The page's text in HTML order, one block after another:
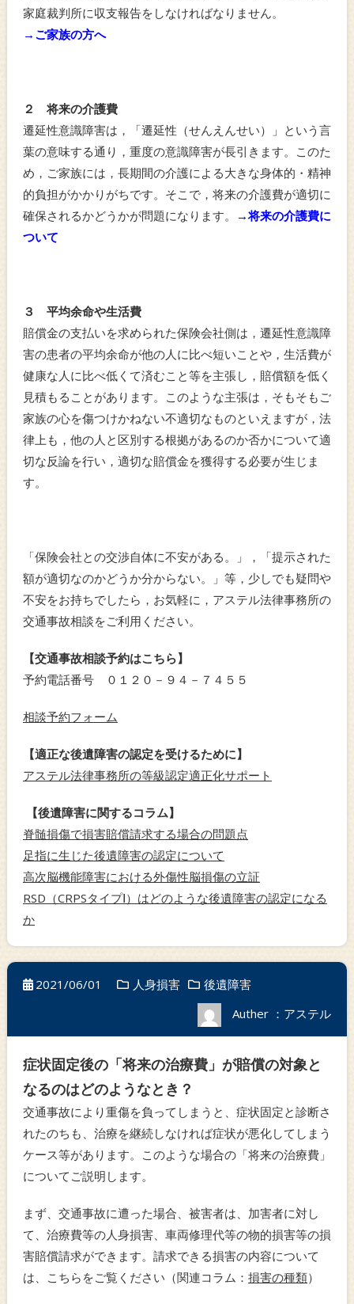
家庭裁判所に収支報告をしなければなりません。
→ご家族の方へ
２ 将来の介護費
遷延性意識障害は，「遷延性（せんえんせい）」という言
葉の意味する通り，重度の意識障害が長引きます。このた
め，ご家族には，長期間の介護による大きな身体的・精神
的負担がかかりがちです。そこで，将来の介護費が適切に
確保されるかどうかが問題になります。
→将来の介護費に
ついて
３ 平均余命や生活費
賠償金の支払いを求められた保険会社側は，遷延性意識障
害の患者の平均余命が他の人に比べ短いことや，生活費が
健康な人に比べ低くて済むこと等を主張し，賠償額を低く
見積もることがあります。このような主張は，そもそもご
家族の心を傷つけかねない不適切なものといえますが，法
律上も，他の人と区別する根拠があるのか否かについて適
切な反論を行い，適切な賠償金を獲得する必要が生じま
す。
「保険会社との交渉自体に不安がある。」，「提示された
額が適切なのかどうか分からない。」等，少しでも疑問や
不安をお持ちでしたら，お気軽に，アステル法律事務所の
交通事故相談をご利用ください。
【交通事故相談予約はこちら】
予約電話番号 ０１２０－９４－７４５５
相談予約フォーム
【適正な後遺障害の認定を受けるために】
アステル法律事務所の等級認定適正化サポート
【後遺障害に関するコラム】
脊髄損傷で損害賠償請求する場合の問題点
足指に生じた後遺障害の認定について
高次脳機能障害における外傷性脳損傷の立証
RSD（CRPSタイプⅠ）はどのような後遺障害の認定になる
か
2021/06/01 人身損害
後遺障害
Auther ：アステル
症状固定後の「将来の治療費」が賠償の対象と
なるのはどのようなとき？
交通事故により重傷を負ってしまうと、症状固定と診断さ
れたのちも、治療を継続しなければ症状が悪化してしまう
ケース等があります。このような場合の「将来の治療費」
についてご説明します。
まず、交通事故に遭った場合、被害者は、加害者に対し
て、治療費等の人身損害、車両修理代等の物的損害等の損
害賠償請求ができます。請求できる損害の内容について
は、こちらをご覧ください（関連コラム： 損害の種類）